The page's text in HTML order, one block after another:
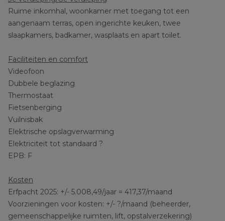
Ruime inkomhal, woonkamer met toegang tot een
aangenaam terras, open ingerichte keuken, twee
slaapkamers, badkamer, wasplaats en apart toilet.
Faciliteiten en comfort
Videofoon
Dubbele beglazing
Thermostaat
Fietsenberging
Vuilnisbak
Elektrische opslagverwarming
Elektriciteit tot standaard ?
EPB: F
Kosten
Erfpacht 2025: +/- 5.008,49/jaar = 417,37/maand
Voorzieningen voor kosten: +/- ?/maand (beheerder,
gemeenschappelijke ruimten, lift, opstalverzekering)